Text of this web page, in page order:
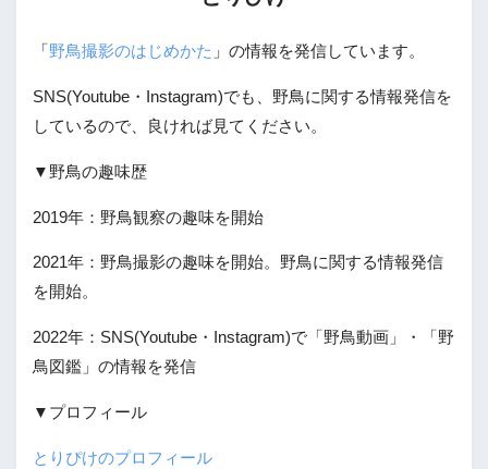
「 野鳥撮影のはじめかた 」の情報を発信しています。
SNS(Youtube・Instagram)でも、野鳥に関する情報発信を
しているので、良ければ見てください。
▼野鳥の趣味歴
2019年：野鳥観察の趣味を開始
2021年：野鳥撮影の趣味を開始。野鳥に関する情報発信
を開始。
2022年：SNS(Youtube・Instagram)で「野鳥動画」・「野
鳥図鑑」の情報を発信
▼プロフィール
とりぴけのプロフィール